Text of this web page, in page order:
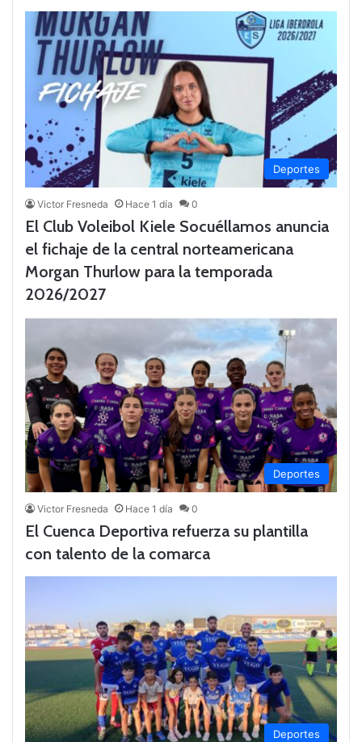
Deportes
Victor Fresneda Hace 1 día 0
El Club Voleibol Kiele Socuéllamos anuncia
el fichaje de la central norteamericana
Morgan Thurlow para la temporada
2026/2027
Deportes
Victor Fresneda Hace 1 día 0
El Cuenca Deportiva refuerza su plantilla
con talento de la comarca
Deportes